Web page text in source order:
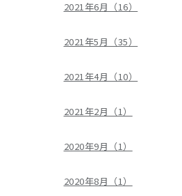
2021年6月（16）
2021年5月（35）
2021年4月（10）
2021年2月（1）
2020年9月（1）
2020年8月（1）